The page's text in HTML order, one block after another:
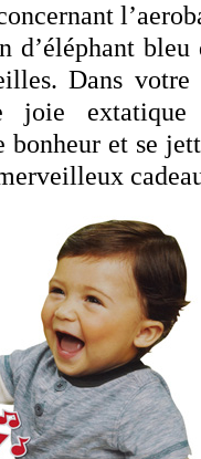
d’éléphant
Dans
joie
bonheur et se